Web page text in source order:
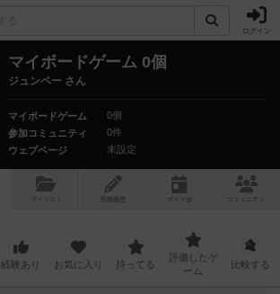
ログイン
マイボードゲーム 0個
ジュンペー さん
マイボードゲーム
0個
参加コミュニティ
0件
ウェブページ
未設定
マイリスト 投稿履歴 ボ ドゲ コミュニティ
経験あり お気に入り 持ってる
評価したゲ
ーム
比較する